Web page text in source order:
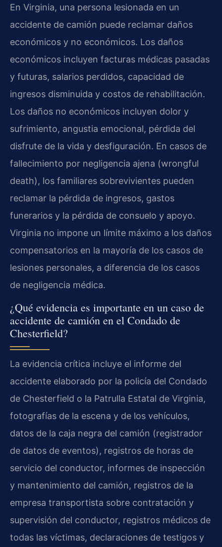
En Virginia, una persona lesionada en un
accidente de camión puede reclamar daños
económicos y no económicos. Los daños
económicos incluyen facturas médicas pasadas
y futuras, salarios perdidos, capacidad de
ingresos disminuida y costos de rehabilitación.
Los daños no económicos incluyen dolor y
sufrimiento, angustia emocional, pérdida del
disfrute de la vida y desfiguración. En casos de
fallecimiento por negligencia ajena (wrongful
death), los familiares sobrevivientes pueden
reclamar la pérdida de ingresos, gastos
funerarios y la pérdida de consuelo y apoyo.
Virginia no impone un límite máximo a los daños
compensatorios en la mayoría de los casos de
lesiones personales, a diferencia de los casos
de negligencia médica.
¿Qué evidencia es importante en un caso de
accidente de camión en el Condado de
Chesterfield?
La evidencia crítica incluye el informe del
accidente elaborado por la policía del Condado
de Chesterfield o la Patrulla Estatal de Virginia,
fotografías de la escena y de los vehículos,
datos de la caja negra del camión (registrador
de datos de eventos), registros de horas de
servicio del conductor, informes de inspección
y mantenimiento del camión, registros de la
empresa transportista sobre contratación y
supervisión del conductor, registros médicos de
todas las víctimas, declaraciones de testigos y